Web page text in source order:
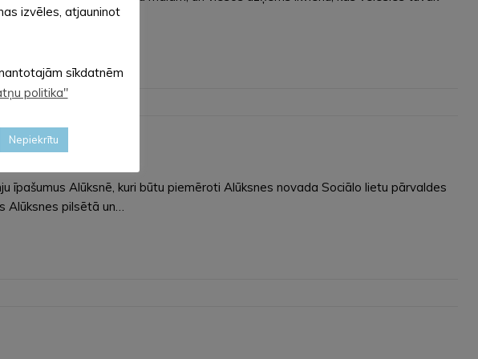
īpašumus Alūksnē, kuri būtu piemēroti Alūksnes novada Sociālo lietu pārvaldes
Alūksnes pilsētā un…
izvēles, atjauninot
sīkdatnēm
politika"
Nepiekrītu